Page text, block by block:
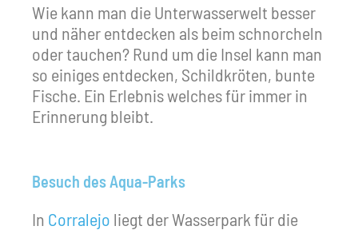
Wie kann man die Unterwasserwelt besser
und näher entdecken als beim schnorcheln
oder tauchen? Rund um die Insel kann man
so einiges entdecken, Schildkröten, bunte
Fische. Ein Erlebnis welches für immer in
Erinnerung bleibt.
Besuch des Aqua-Parks
In Corralejo liegt der Wasserpark für die